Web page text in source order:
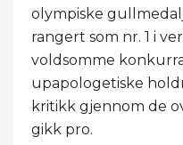
olympiske
rangert som nr. 1 i
voldsomme
upapologetiske
kritikk gjennom de
gikk pro.